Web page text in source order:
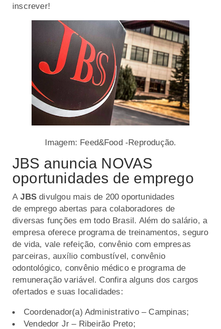
inscrever!
Imagem: Feed&Food -Reprodução.
JBS anuncia NOVAS
oportunidades de emprego
AJBSdivulgou mais de 200 oportunidades
de emprego abertas para colaboradores de
diversas funções em todo Brasil. Além do salário, a
empresa oferece programa de treinamentos, seguro
de vida, vale refeição, convênio com empresas
parceiras, auxílio combustível, convênio
odontológico, convênio médico e programa de
remuneração variável. Confira alguns dos cargos
ofertados e suas localidades:
Coordenador(a) Administrativo – Campinas;
Vendedor Jr – Ribeirão Preto;